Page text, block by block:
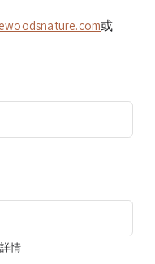
或
情